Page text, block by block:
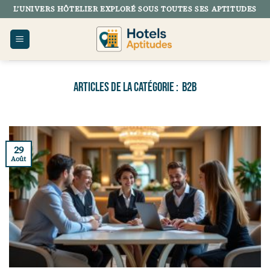
Passer
au
contenu
L’UNIVERS HÔTELIER EXPLORÉ SOUS TOUTES SES APTITUDES
B2B
29
Août